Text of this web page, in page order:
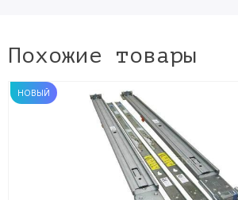
Похожие товары
НОВЫЙ